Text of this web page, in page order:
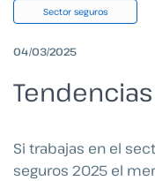
Sector seguros
04/03/2025
Si trabajas en el
seguros 2025 el